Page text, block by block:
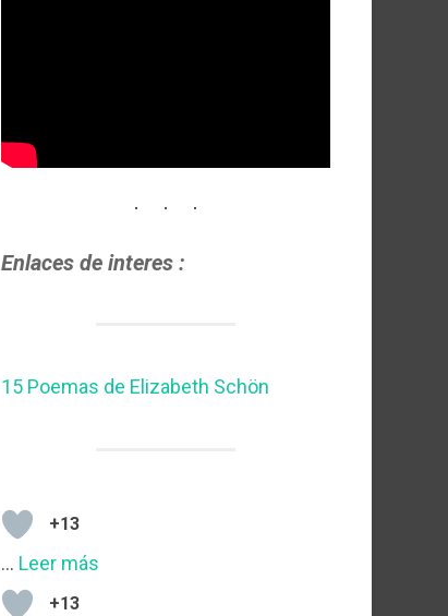
Enlaces de interes :
15 Poemas de Elizabeth Schön
+13
… Leer más
+13